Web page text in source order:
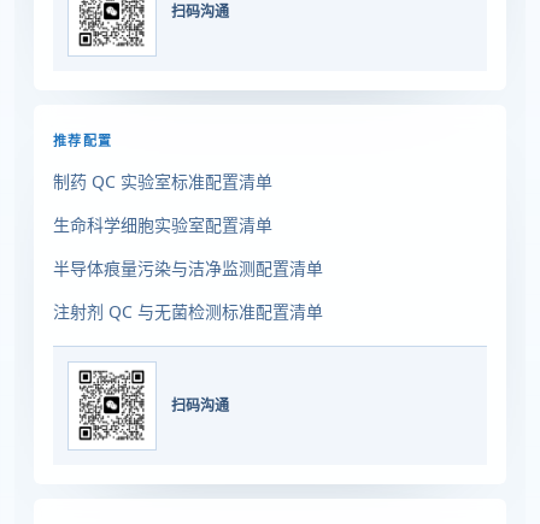
扫码沟通
推荐配置
制药 QC 实验室标准配置清单
生命科学细胞实验室配置清单
半导体痕量污染与洁净监测配置清单
注射剂 QC 与无菌检测标准配置清单
扫码沟通